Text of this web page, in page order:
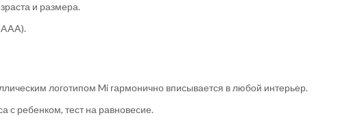
и размера.
логотипом Mi гармонично вписывается в любой интерьер.
с ребенком, тест на равновесие.